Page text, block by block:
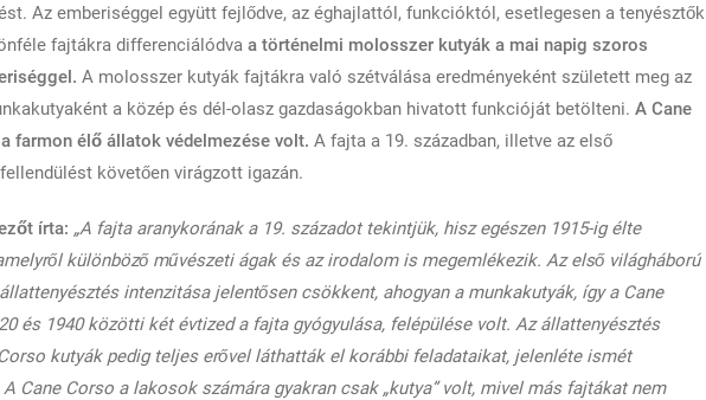
Az emberiséggel együtt fejlődve, az éghajlattól, funkcióktól, esetlegesen a tenyésztők
fajtákra differenciálódva a történelmi molosszer kutyák a mai napig szoros
A molosszer kutyák fajtákra való szétválása eredményeként született meg az
a közép és dél-olasz gazdaságokban hivatott funkcióját betölteni. A Cane
farmon élő állatok védelmezése volt. A fajta a 19. században, illetve az első
követően virágzott igazán.
írta: „A fajta aranykorának a 19. századot tekintjük, hisz egészen 1915-ig élte
különböző művészeti ágak és az irodalom is megemlékezik. Az első világháború
intenzitása jelentősen csökkent, ahogyan a munkakutyák, így a Cane
és 1940 közötti két évtized a fajta gyógyulása, felépülése volt. Az állattenyésztés
kutyák pedig teljes erővel láthatták el korábbi feladataikat, jelenléte ismét
Cane Corso a lakosok számára gyakran csak „kutya” volt, mivel más fajtákat nem